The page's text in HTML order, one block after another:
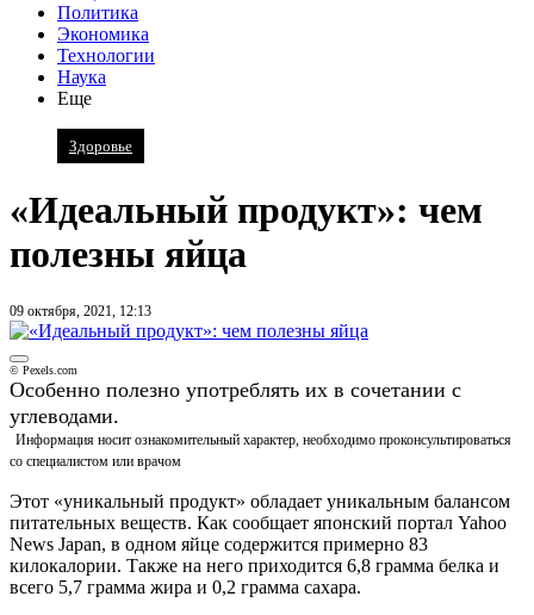
Политика
Экономика
Технологии
Наука
Еще
Здоровье
«Идеальный продукт»: чем
полезны яйца
09 октября, 2021, 12:13
© Pexels.com
Особенно полезно употреблять их в сочетании с
углеводами.
Информация носит ознакомительный характер, необходимо проконсультироваться
со специалистом или врачом
Этот «уникальный продукт» обладает уникальным балансом
питательных веществ. Как сообщает японский портал Yahoo
News Japan, в одном яйце содержится примерно 83
килокалории. Также на него приходится 6,8 грамма белка и
всего 5,7 грамма жира и 0,2 грамма сахара.